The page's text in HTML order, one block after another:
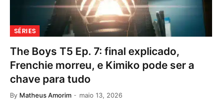
SÉRIES
The Boys T5 Ep. 7: final explicado,
Frenchie morreu, e Kimiko pode ser a
chave para tudo
By Matheus Amorim maio 13, 2026